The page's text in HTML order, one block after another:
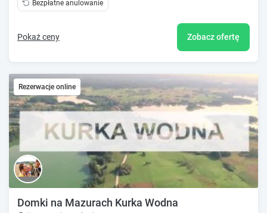
Bezpłatne anulowanie
Pokaż ceny Zobacz ofertę
Rezerwacje online
Domki na Mazurach Kurka Wodna